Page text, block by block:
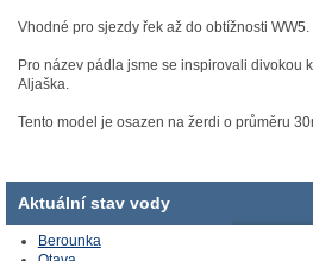
Vhodné pro sjezdy řek až do obtížnosti WW5.
Pro název pádla jsme se inspirovali divokou
Aljaška.
Tento model je osazen na žerdi o průměru
Aktuální stav vody
Berounka